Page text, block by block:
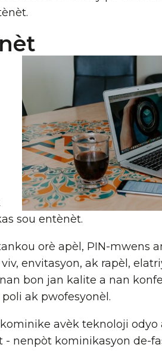
sou entènèt.
orè apèl, PIN-mwens
envitasyon, ak rapèl,
bon jan kalite a nan
ak pwofesyonèl.
avèk teknoloji odyo
- nenpòt kominikasyon de-